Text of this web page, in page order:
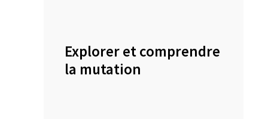
Explorer et comprendre
la mutation